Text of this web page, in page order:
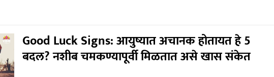
Good Luck Signs: आयुष्यात अचानक होतायत हे 5
बदल? नशीब चमकण्यापूर्वी मिळतात असे खास संकेत